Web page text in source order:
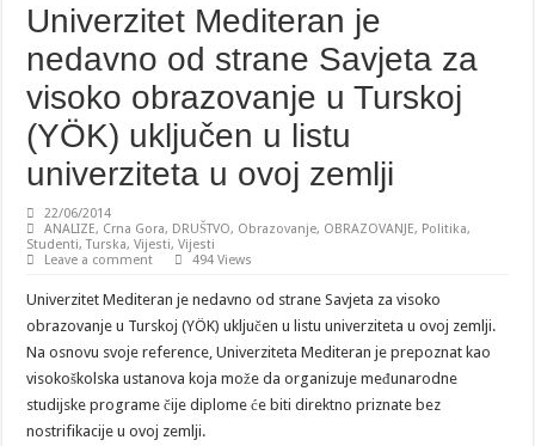
Univerzitet Mediteran je
nedavno od strane Savjeta za
visoko obrazovanje u Turskoj
(YÖK) uključen u listu
univerziteta u ovoj zemlji
22/06/2014
ANALIZE, Crna Gora, DRUŠTVO, Obrazovanje, OBRAZOVANJE, Politika,
Studenti,Turska,Vijesti,Vijesti
Leave a comment
494 Views
Univerzitet Mediteran je nedavno od strane Savjeta za visoko
obrazovanje u Turskoj (YÖK) uključen u listu univerziteta u ovoj zemlji.
Na osnovu svoje reference, Univerziteta Mediteran je prepoznat kao
visokoškolska ustanova koja može da organizuje međunarodne
studijske programe čije diplome će biti direktno priznate bez
nostrifikacije u ovoj zemlji.